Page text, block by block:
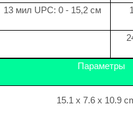
13 мил UPC: 0 - 15,2 см
Параметры
15.1 x 7.6 x 10.9